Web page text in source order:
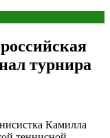
турнира
Камилла